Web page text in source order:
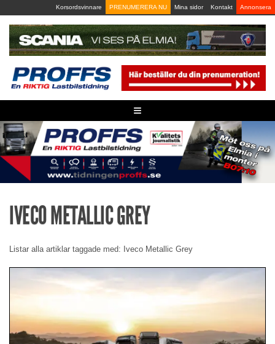
to
content
Korsordsvinnare PRENUMERERA NU Mina sidor Kontakt Annonsera
≡
IVECO METALLIC GREY
Listar alla artiklar taggade med: Iveco Metallic Grey